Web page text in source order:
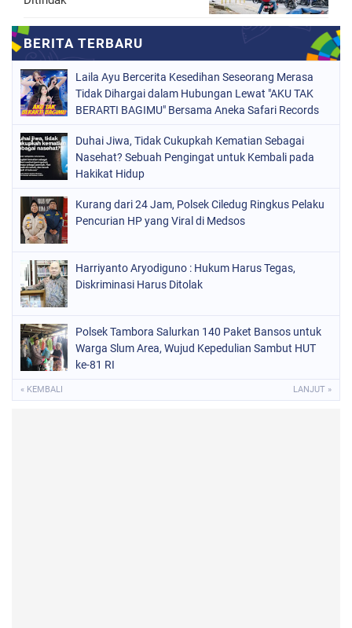
Laila Ayu Bercerita Kesedihan Seseorang Merasa
Tidak Dihargai dalam Hubungan Lewat "AKU TAK
BERARTI BAGIMU" Bersama Aneka Safari Records
Duhai Jiwa, Tidak Cukupkah Kematian Sebagai
Nasehat? Sebuah Pengingat untuk Kembali pada
Hakikat Hidup
Kurang dari 24 Jam, Polsek Ciledug Ringkus Pelaku
Pencurian HP yang Viral di Medsos
Harriyanto Aryodiguno : Hukum Harus Tegas,
Diskriminasi Harus Ditolak
Polsek Tambora Salurkan 140 Paket Bansos untuk
Warga Slum Area, Wujud Kepedulian Sambut HUT
ke-81 RI
« KEMBALI LANJUT »